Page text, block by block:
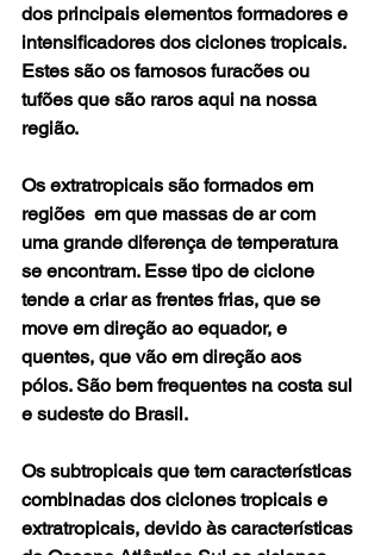
dos principais elementos formadores e
intensificadores dos ciclones tropicais.
Estes são os famosos furacões ou
tufões que são raros aqui na nossa
região.
Os extratropicais são formados em
regiões  em que massas de ar com
uma grande diferença de temperatura
se encontram. Esse tipo de ciclone
tende a criar as frentes frias, que se
move em direção ao equador, e
quentes, que vão em direção aos
pólos. São bem frequentes na costa sul
e sudeste do Brasil.
Os subtropicais que tem características
combinadas dos ciclones tropicais e
extratropicais, devido às características